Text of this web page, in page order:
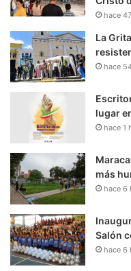
hace
La
hace
lugar
hace 1
más
hace 6
Salón
hace 6